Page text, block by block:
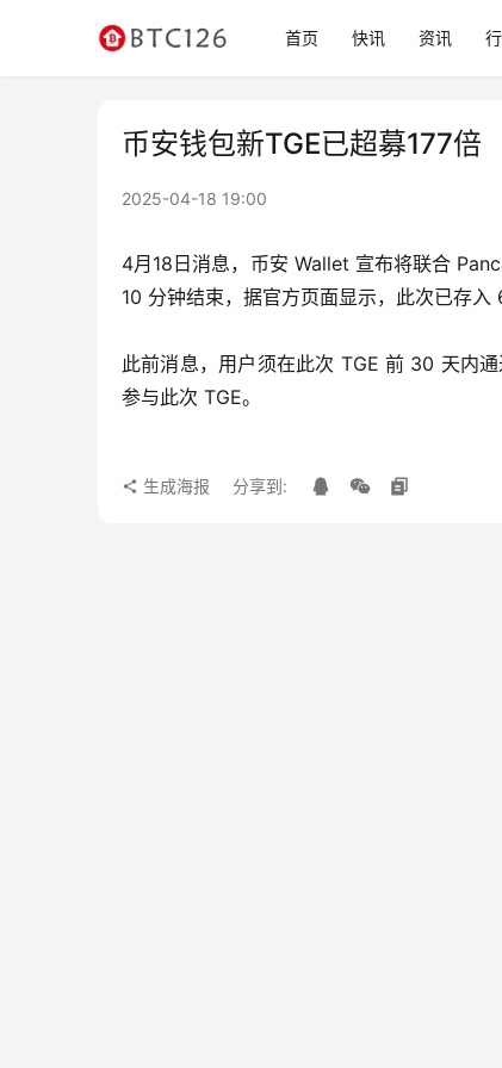
首页 快讯 资讯
币安钱包新TGE已超募177倍
2025-04-18 19:00
4月18日消息，币安 Wallet 宣布将联合
10 分钟结束，据官方页面显示，此次已存入
此前消息，用户须在此次 TGE 前 30 天内
参与此次 TGE。
生成海报 分享到: